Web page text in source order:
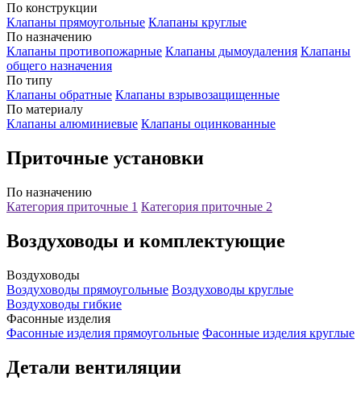
По конструкции
Клапаны прямоугольные Клапаны круглые
По назначению
Клапаны противопожарные Клапаны дымоудаления Клапаны
общего назначения
По типу
Клапаны обратные Клапаны взрывозащищенные
По материалу
Клапаны алюминиевые Клапаны оцинкованные
Приточные установки
По назначению
Категория приточные 1 Категория приточные 2
Воздуховоды и комплектующие
Воздуховоды
Воздуховоды прямоугольные Воздуховоды круглые
Воздуховоды гибкие
Фасонные изделия
Фасонные изделия прямоугольные Фасонные изделия круглые
Детали вентиляции